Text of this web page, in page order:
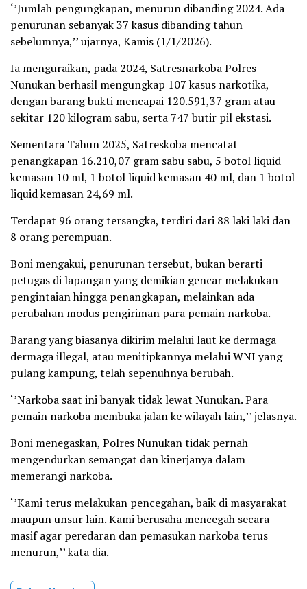
‘’Jumlah pengungkapan, menurun dibanding 2024. Ada
penurunan sebanyak 37 kasus dibanding tahun
sebelumnya,’’ ujarnya, Kamis (1/1/2026).
Ia menguraikan, pada 2024, Satresnarkoba Polres
Nunukan berhasil mengungkap 107 kasus narkotika,
dengan barang bukti mencapai 120.591,37 gram atau
sekitar 120 kilogram sabu, serta 747 butir pil ekstasi.
Sementara Tahun 2025, Satreskoba mencatat
penangkapan 16.210,07 gram sabu sabu, 5 botol liquid
kemasan 10 ml, 1 botol liquid kemasan 40 ml, dan 1 botol
liquid kemasan 24,69 ml.
Terdapat 96 orang tersangka, terdiri dari 88 laki laki dan
8 orang perempuan.
Boni mengakui, penurunan tersebut, bukan berarti
petugas di lapangan yang demikian gencar melakukan
pengintaian hingga penangkapan, melainkan ada
perubahan modus pengiriman para pemain narkoba.
Barang yang biasanya dikirim melalui laut ke dermaga
dermaga illegal, atau menitipkannya melalui WNI yang
pulang kampung, telah sepenuhnya berubah.
‘’Narkoba saat ini banyak tidak lewat Nunukan. Para
pemain narkoba membuka jalan ke wilayah lain,’’ jelasnya.
Boni menegaskan, Polres Nunukan tidak pernah
mengendurkan semangat dan kinerjanya dalam
memerangi narkoba.
‘’Kami terus melakukan pencegahan, baik di masyarakat
maupun unsur lain. Kami berusaha mencegah secara
masif agar peredaran dan pemasukan narkoba terus
menurun,’’ kata dia.